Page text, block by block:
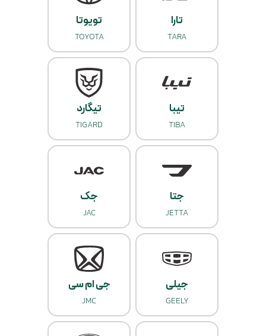
تارا
TARA
تویوتا
TOYOTA
تیبا
TIBA
تیگارد
TIGARD
جتا
JETTA
جک
JAC
جیلی
GEELY
جی ام سی
JMC